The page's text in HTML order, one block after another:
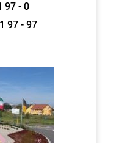
97 - 0
97 - 97